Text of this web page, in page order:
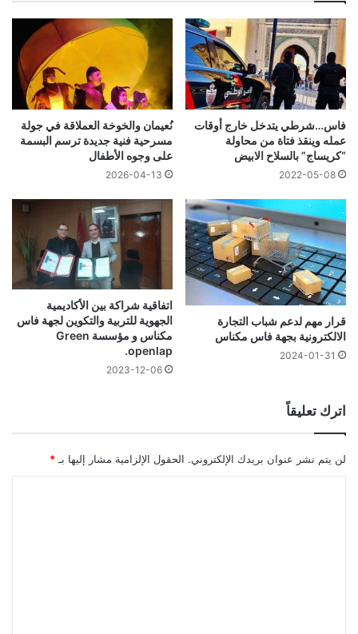
فاس…شرطي يتدخل خارج أوقات
عمله وينقذ فتاة من محاولة
“كريساج” بالسلاح الابيض
2022-05-08
نُعيمان والخوخة العملاقة في جولة
مسرحية فنية جديدة ترسم البسمة
على وجوه الأطفال
2026-04-13
قرار مهم لدعم شباب التجارة
الالكترونية بجهة فاس مكناس
2024-01-31
اتفاقية شراكة بين الأكاديمية
الجهوية للتربية والتكوين لجهة فاس
مكناس و مؤسسة Green
openlap.
2023-12-06
اترك تعليقاً
لن يتم نشر عنوان بريدك الإلكتروني. الحقول الإلزامية مشار إليها بـ *